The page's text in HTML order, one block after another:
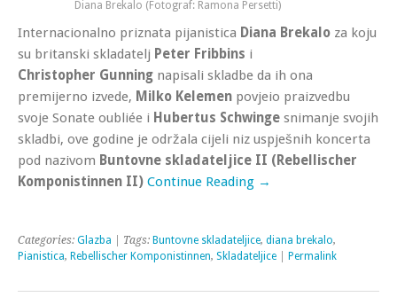
Diana Brekalo (Fotograf: Ramona Persetti)
Internacionalno priznata pijanistica Diana Brekalo za koju
su britanski skladatelj Peter Fribbins i
Christopher Gunning napisali skladbe da ih ona
premijerno izvede, Milko Kelemen povjeio praizvedbu
svoje Sonate oubliée i Hubertus Schwinge snimanje svojih
skladbi, ove godine je održala cijeli niz uspješnih koncerta
pod nazivom Buntovne skladateljice II (Rebellischer
Komponistinnen II) Continue Reading →
Categories: Glazba | Tags: Buntovne skladateljice, diana brekalo,
Pianistica, Rebellischer Komponistinnen, Skladateljice Permalink